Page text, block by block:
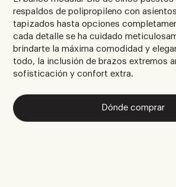
respaldos de polipropileno con
tapizados hasta opciones
cada detalle se ha cuidado
brindarte la máxima comodidad y
todo, la inclusión de brazos extremos
sofisticación y confort extra.
Dónde comprar